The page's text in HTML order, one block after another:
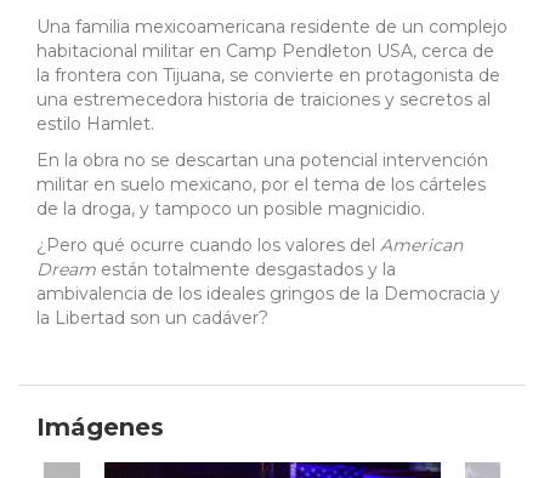
Una familia mexicoamericana residente de un complejo
habitacional militar en Camp Pendleton USA, cerca de
la frontera con Tijuana, se convierte en protagonista de
una estremecedora historia de traiciones y secretos al
estilo Hamlet.
En la obra no se descartan una potencial intervención
militar en suelo mexicano, por el tema de los cárteles
de la droga, y tampoco un posible magnicidio.
¿Pero qué ocurre cuando los valores del American
Dream están totalmente desgastados y la
ambivalencia de los ideales gringos de la Democracia y
la Libertad son un cadáver?
Imágenes